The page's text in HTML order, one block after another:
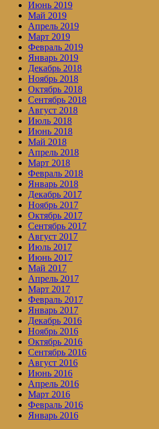
Июнь 2019
Май 2019
Апрель 2019
Март 2019
Февраль 2019
Январь 2019
Декабрь 2018
Ноябрь 2018
Октябрь 2018
Сентябрь 2018
Август 2018
Июль 2018
Июнь 2018
Май 2018
Апрель 2018
Март 2018
Февраль 2018
Январь 2018
Декабрь 2017
Ноябрь 2017
Октябрь 2017
Сентябрь 2017
Август 2017
Июль 2017
Июнь 2017
Май 2017
Апрель 2017
Март 2017
Февраль 2017
Январь 2017
Декабрь 2016
Ноябрь 2016
Октябрь 2016
Сентябрь 2016
Август 2016
Июнь 2016
Апрель 2016
Март 2016
Февраль 2016
Январь 2016